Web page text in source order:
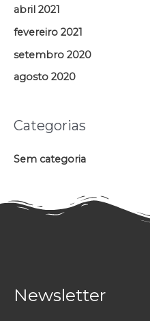
abril 2021
fevereiro 2021
setembro 2020
agosto 2020
Categorias
Sem categoria
Newsletter